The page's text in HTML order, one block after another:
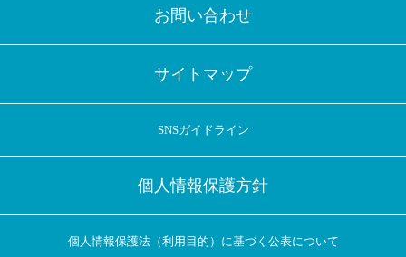
お問い合わせ
サイトマップ
SNSガイドライン
個人情報保護方針
個人情報保護法（利用目的）に基づく公表について